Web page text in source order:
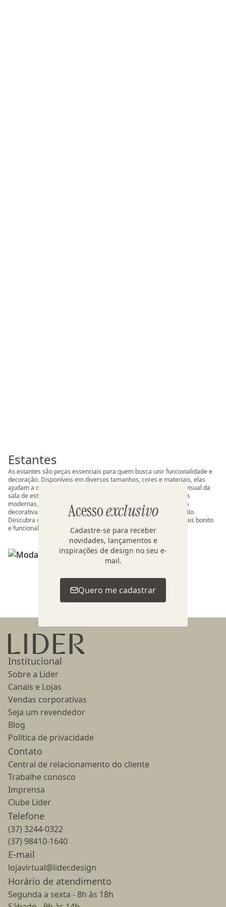
Estantes
As estantes são peças essenciais para quem busca unir funcionalidade e
decoração. Disponíveis em diversos tamanhos, cores e materiais, elas
ajudam a organizar livros, objetos e lembranças, valorizando o visual da
sala de estar, do home office ou até do quarto. Encontre estantes
modernas, estantes de madeira, estantes com nichos e estantes
decorativas que transformam o ambiente com praticidade e estilo.
Descubra o modelo ideal para a sua casa e deixe seu espaço mais bonito
e funcional.
Acessoexclusivo
Cadastre-se para receber
novidades, lançamentos e
inspirações de design no seu e-
mail.
Quero me cadastrar
Voltar ao topo
Ir para a página inicial
Institucional
Sobre a Lider
Canais e Lojas
Vendas corporativas
Seja um revendedor
Blog
Política de privacidade
Contato
Central de relacionamento do cliente
Trabalhe conosco
Imprensa
Clube Lider
Telefone
(37) 3244-0322
(37) 98410-1640
E-mail
lojavirtual@lider.design
Horário de atendimento
Segunda a sexta - 8h às 18h